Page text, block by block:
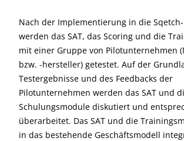
Nach der Implementierung in die
werden das SAT, das Scoring und die
mit einer Gruppe von Pilotunternehmen
bzw. -hersteller) getestet. Auf der
Testergebnisse und des Feedbacks der
Pilotunternehmen werden das SAT und
Schulungsmodule diskutiert und
überarbeitet. Das SAT und die
in das bestehende Geschäftsmodell